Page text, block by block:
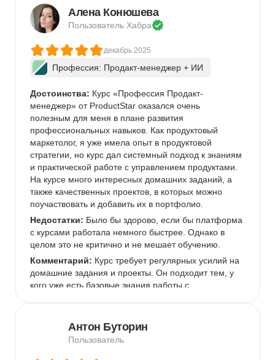
Алена Конюшева
Пользователь Хабра
декабрь 2025
Профессия: Продакт-менеджер + ИИ
Достоинства: Курс «Профессия Продакт-
менеджер» от ProductStar оказался очень
полезным для меня в плане развития
профессиональных навыков. Как продуктовый
маркетолог, я уже имела опыт в продуктовой
стратегии, но курс дал системный подход к знаниям
и практической работе с управлением продуктами.
На курсе много интересных домашних заданий, а
также качественных проектов, в которых можно
поучаствовать и добавить их в портфолио.
Недостатки: Было бы здорово, если бы платформа
с курсами работала немного быстрее. Однако в
целом это не критично и не мешает обучению.
Комментарий: Курс требует регулярных усилий на
домашние задания и проекты. Он подходит тем, у
кого уже есть базовые знания работы с
Антон Буторин
Пользователь